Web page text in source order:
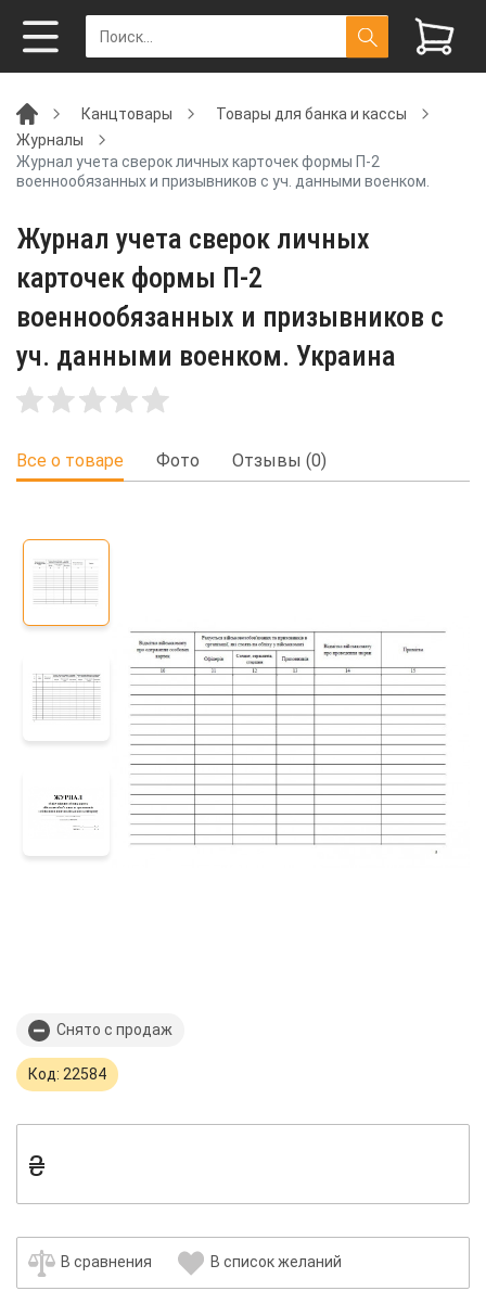
Канцтовары
Товары для банка и кассы
Журналы
Журнал учета сверок личных карточек формы П-2
военнообязанных и призывников с уч. данными военком.
Журнал учета сверок личных
карточек формы П-2
военнообязанных и призывников с
уч. данными военком. Украина
Все о товаре Фото Отзывы (0)
Снято с продаж
Код: 22584
₴
В сравнения В список желаний